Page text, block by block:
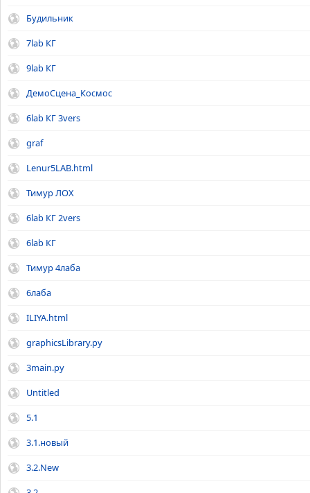
Будильник
7lab КГ
9lab КГ
ДемоСцена_Космос
6lab КГ 3vers
graf
Lenur5LAB.html
Тимур ЛОХ
6lab КГ 2vers
6lab КГ
Тимур 4лаба
6лаба
ILIYA.html
graphicsLibrary.py
3main.py
Untitled
5.1
3.1.новый
3.2.New